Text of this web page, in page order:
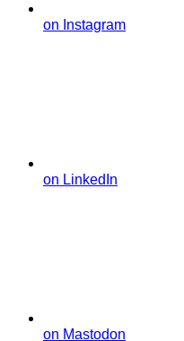
on Instagram
on LinkedIn
on Mastodon